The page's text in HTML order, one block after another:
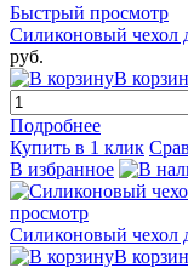
Быстрый просмотр
Силиконовый чехол
руб.
В
Подробнее
Купить в 1 клик
В избранное
просмотр
Силиконовый чехол
В